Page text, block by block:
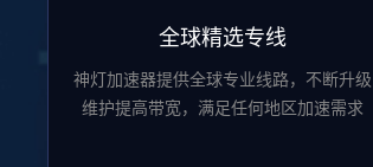
全球精选专线
神灯加速器提供全球专业线路，不断升级
维护提高带宽，满足任何地区加速需求